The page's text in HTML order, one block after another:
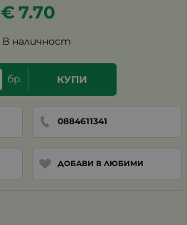
7.70
€
В наличност
бр. КУПИ
0884611341
ДОБАВИ В ЛЮБИМИ